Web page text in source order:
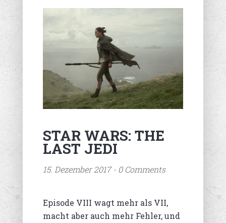
STAR WARS: THE
LAST JEDI
15. Dezember 2017 - 0 Comments
Episode VIII wagt mehr als VII,
macht aber auch mehr Fehler, und